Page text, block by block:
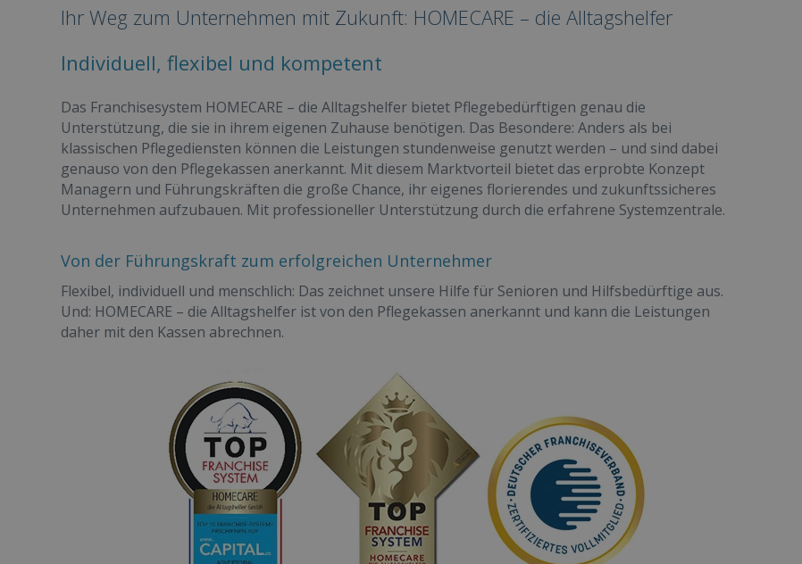
Ihr Weg zum Unternehmen mit Zukunft: HOMECARE – die Alltagshelfer
Individuell, flexibel und kompetent
Das Franchisesystem HOMECARE – die Alltagshelfer bietet Pflegebedürftigen genau die
Unterstützung, die sie in ihrem eigenen Zuhause benötigen. Das Besondere: Anders als bei
klassischen Pflegediensten können die Leistungen stundenweise genutzt werden – und sind dabei
genauso von den Pflegekassen anerkannt. Mit diesem Marktvorteil bietet das erprobte Konzept
Managern und Führungskräften die große Chance, ihr eigenes florierendes und zukunftssicheres
Unternehmen aufzubauen. Mit professioneller Unterstützung durch die erfahrene Systemzentrale.
Von der Führungskraft zum erfolgreichen Unternehmer
Flexibel, individuell und menschlich: Das zeichnet unsere Hilfe für Senioren und Hilfsbedürftige aus.
Und: HOMECARE – die Alltagshelfer ist von den Pflegekassen anerkannt und kann die Leistungen
daher mit den Kassen abrechnen.